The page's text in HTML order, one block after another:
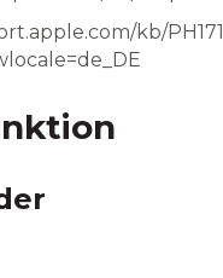
kb/